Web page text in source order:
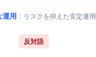
運用 ：リスクを抑えた安定運用
反対語